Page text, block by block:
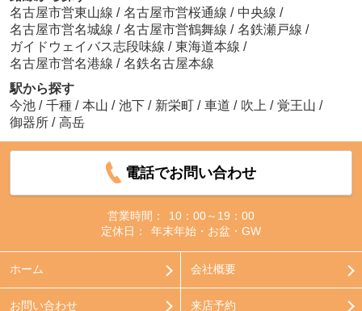
名古屋市営東山線 / 名古屋市営桜通線 / 中央線 /
名古屋市営名城線 / 名古屋市営鶴舞線 / 名鉄瀬戸線 /
ガイドウェイバス志段味線 / 東海道本線 /
名古屋市営名港線 / 名鉄名古屋本線
駅から探す
今池 / 千種 / 本山 / 池下 / 新栄町 / 車道 / 吹上 / 覚王山 /
御器所 / 高岳
電話でお問い合わせ
営業時間：
10：00～19：00
定休日：
年末年始・お盆・GW
ホーム 会社概要
お問い合わせ 来店予約